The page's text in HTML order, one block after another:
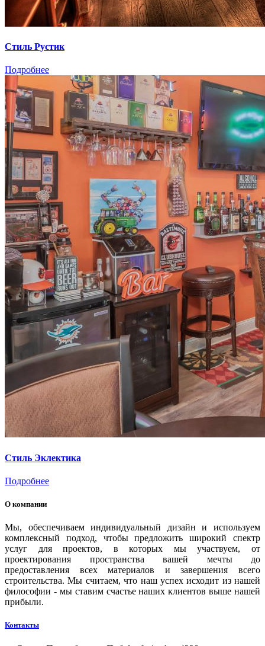
Стиль Рустик
Подробнее
Стиль Эклектика
Подробнее
О компании
Мы, обеспечиваем индивидуальный дизайн и используем
комплексный подход, чтобы предложить широкий спектр
услуг для проектов, в которых мы участвуем, от
проектирования пространства вашей мечты до
предоставления всех материалов и завершения всего
строительства. Мы считаем, что наш успех исходит из нашей
философии - мы ставим счастье наших клиентов выше нашей
прибыли.
Контакты